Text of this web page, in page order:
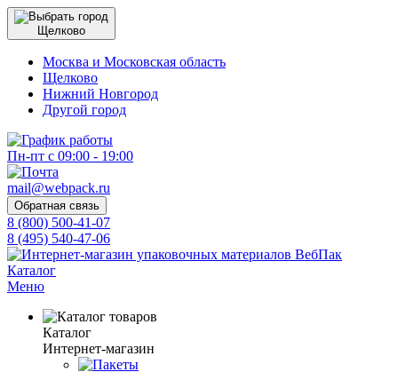
Щелково
Москва и Московская область
Щелково
Нижний Новгород
Другой город
Пн-пт с 09:00 - 19:00
mail@webpack.ru
Обратная связь
8 (800) 500-41-07
8 (495) 540-47-06
Каталог
Меню
Каталог
Интернет-магазин